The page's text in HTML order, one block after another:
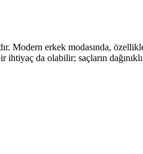
Modern erkek modasında,
da olabilir; saçların